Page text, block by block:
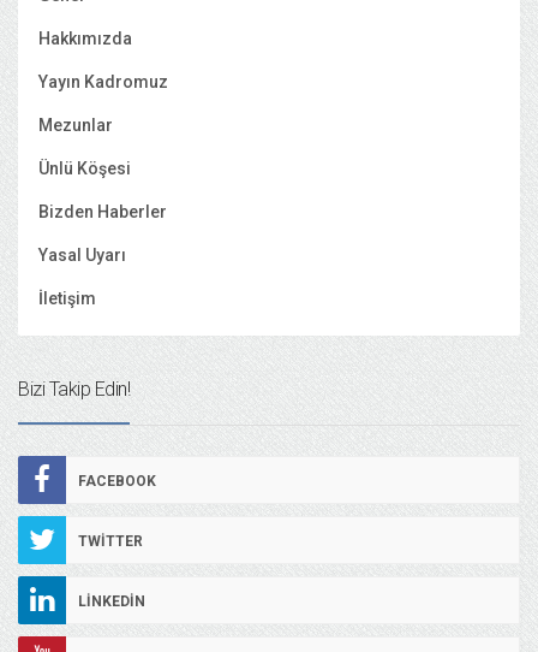
Hakkımızda
Yayın Kadromuz
Mezunlar
Ünlü Köşesi
Bizden Haberler
Yasal Uyarı
İletişim
Bizi Takip Edin!
FACEBOOK
TWITTER
LINKEDIN